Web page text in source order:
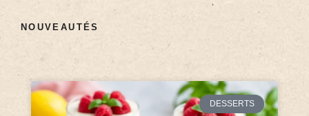
NOUVEAUTÉS
DESSERTS